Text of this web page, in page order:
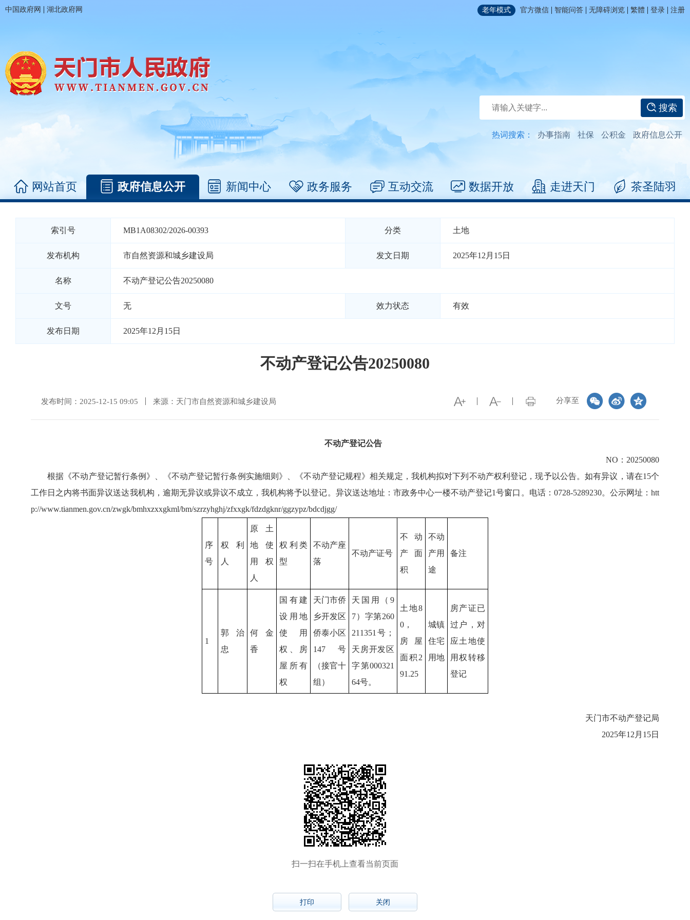
中国政府网 | 湖北政府网 老年模式 官方微信 | 智能问答 | 无障碍浏览 | 繁體 | 登录 | 注册
搜索
热词搜索： 办事指南 社保 公积金 政府信息公开
网站首页 政府信息公开 新闻中心 政务服务 互动交流 数据开放 走进天门 茶圣陆羽
索引号 MB1A08302/2026-00393 分类 土地
发布机构 市自然资源和城乡建设局 发文日期 2025年12月15日
名称 不动产登记公告20250080
文号 无 效力状态 有效
发布日期 2025年12月15日
不动产登记公告20250080
分享至
发布时间：2025-12-15 09:05 来源：天门市自然资源和城乡建设局
不动产登记公告
NO：20250080
根据《不动产登记暂行条例》、《不动产登记暂行条例实施细则》、《不动产登记规程》相关规定，我机构拟对下列不动产权利登记，现予以公告。如有异议，请在15个
工作日之内将书面异议送达我机构，逾期无异议或异议不成立，我机构将予以登记。异议送达地址：市政务中心一楼不动产登记1号窗口。电话：0728-5289230。公示网址：htt
p://www.tianmen.gov.cn/zwgk/bmhxzxxgkml/bm/szrzyhghj/zfxxgk/fdzdgknr/ggzypz/bdcdjgg/
序
号
权利
人
原土
地使
用权
人
权利类
型
不动产座
落
不动产证号
不动
产面
积
不动
产用
途
备注
1
郭治
忠
何金
香
国有建
设用地
使用
权、房
屋所有
权
天门市侨
乡开发区
侨泰小区
147号
（接官十
组）
天国用（9
7）字第260
211351号；
天房开发区
字第000321
64号。
土地8
0，
房屋
面积2
91.25
城镇
住宅
用地
房产证已
过户，对
应土地使
用权转移
登记
天门市不动产登记局
2025年12月15日
扫一扫在手机上查看当前页面
打印 关闭